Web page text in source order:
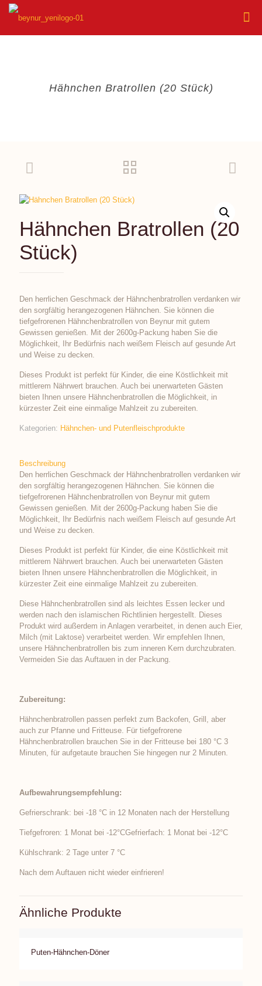
Hähnchen Bratrollen (20 Stück)
Hähnchen Bratrollen (20
Stück)
Den herrlichen Geschmack der Hähnchenbratrollen verdanken wir
den sorgfältig herangezogenen Hähnchen. Sie können die
tiefgefrorenen Hähnchenbratrollen von Beynur mit gutem
Gewissen genießen. Mit der 2600g-Packung haben Sie die
Möglichkeit, Ihr Bedürfnis nach weißem Fleisch auf gesunde Art
und Weise zu decken.
Dieses Produkt ist perfekt für Kinder, die eine Köstlichkeit mit
mittlerem Nährwert brauchen. Auch bei unerwarteten Gästen
bieten Ihnen unsere Hähnchenbratrollen die Möglichkeit, in
kürzester Zeit eine einmalige Mahlzeit zu zubereiten.
Kategorien: Hähnchen- und Putenfleischprodukte
Beschreibung
Den herrlichen Geschmack der Hähnchenbratrollen verdanken wir
den sorgfältig herangezogenen Hähnchen. Sie können die
tiefgefrorenen Hähnchenbratrollen von Beynur mit gutem
Gewissen genießen. Mit der 2600g-Packung haben Sie die
Möglichkeit, Ihr Bedürfnis nach weißem Fleisch auf gesunde Art
und Weise zu decken.
Dieses Produkt ist perfekt für Kinder, die eine Köstlichkeit mit
mittlerem Nährwert brauchen. Auch bei unerwarteten Gästen
bieten Ihnen unsere Hähnchenbratrollen die Möglichkeit, in
kürzester Zeit eine einmalige Mahlzeit zu zubereiten.
Diese Hähnchenbratrollen sind als leichtes Essen lecker und
werden nach den islamischen Richtlinien hergestellt. Dieses
Produkt wird außerdem in Anlagen verarbeitet, in denen auch Eier,
Milch (mit Laktose) verarbeitet werden. Wir empfehlen Ihnen,
unsere Hähnchenbratrollen bis zum inneren Kern durchzubraten.
Vermeiden Sie das Auftauen in der Packung.
Zubereitung:
Hähnchenbratrollen passen perfekt zum Backofen, Grill, aber
auch zur Pfanne und Fritteuse. Für tiefgefrorene
Hähnchenbratrollen brauchen Sie in der Fritteuse bei 180 °C 3
Minuten, für aufgetaute brauchen Sie hingegen nur 2 Minuten.
Aufbewahrungsempfehlung:
Gefrierschrank: bei -18 °C in 12 Monaten nach der Herstellung
Tiefgefroren: 1 Monat bei -12°CGefrierfach: 1 Monat bei -12°C
Kühlschrank: 2 Tage unter 7 °C
Nach dem Auftauen nicht wieder einfrieren!
Ähnliche Produkte
Puten-Hähnchen-Döner